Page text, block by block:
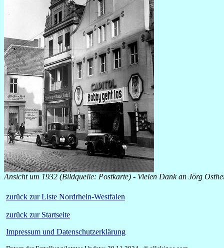
Ansicht um 1932 (Bildquelle: Postkarte) - Vielen Dank an Jörg
zurück zur Liste Nordrhein-Westfalen
zurück zur Startseite
Impressum und Datenschutzerklärung